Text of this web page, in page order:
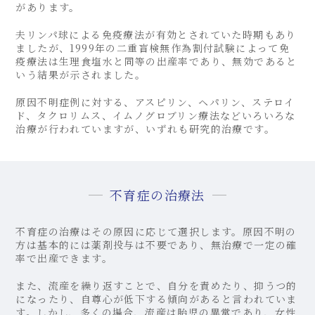
があります。
夫リンパ球による免疫療法が有効とされていた時期もあり
ましたが、1999年の二重盲検無作為割付試験によって免
疫療法は生理食塩水と同等の出産率であり、無効であると
いう結果が示されました。
原因不明症例に対する、アスピリン、ヘパリン、ステロイ
ド、タクロリムス、イムノグロブリン療法などいろいろな
治療が行われていますが、いずれも研究的治療です。
不育症の治療法
不育症の治療はその原因に応じて選択します。原因不明の
方は基本的には薬剤投与は不要であり、無治療で一定の確
率で出産できます。
また、流産を繰り返すことで、自分を責めたり、抑うつ的
になったり、自尊心が低下する傾向があると言われていま
す。しかし、多くの場合、流産は胎児の異常であり、女性